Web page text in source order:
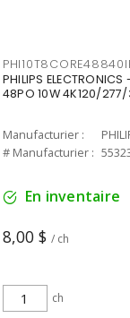
PHILIPS
48PO 10W 4K120/277/
Manufacturier :
# Manufacturier :
En inventaire
8,00 $ / ch
ch